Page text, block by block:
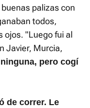
palizas con
todos,
ojos. "Luego fui al
Javier, Murcia,
pero cogí
de correr. Le